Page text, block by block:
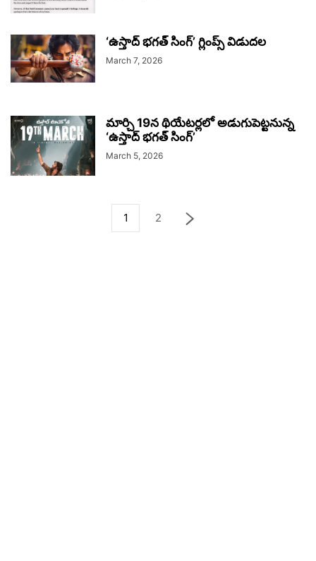
‘ఉస్తాద్ భగత్ సింగ్’ గ్లింప్స్‌ విడుదల
March 7, 2026
మార్చి 19న థియేటర్లలో అడుగుపెట్టనున్న
‘ఉస్తాద్ భగత్ సింగ్’
March 5, 2026
1 2